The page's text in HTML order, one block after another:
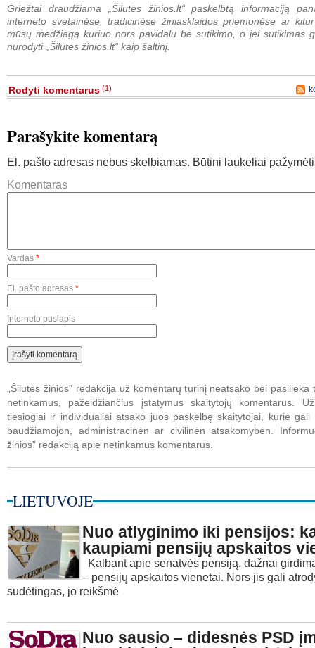
Griežtai draudžiama „Šilutės žinios.lt“ paskelbtą informaciją
interneto svetainėse, tradicinėse žiniasklaidos priemonėse ar
mūsų medžiagą kuriuo nors pavidalu be sutikimo, o jei sutikimas
nurodyti „Šilutės žinios.lt“ kaip šaltinį.
Rodyti komentarus (1)
Parašykite komentarą
El. pašto adresas nebus skelbiamas. Būtini laukeliai
Komentaras
Vardas *
El. pašto adresas *
Interneto puslapis
„Šilutės žinios” redakcija už komentarų turinį neatsako bei pasilieka
netinkamus, pažeidžiančius įstatymus skaitytojų komentarus.
tiesiogiai ir individualiai atsako juos paskelbę skaitytojai, kurie gali
baudžiamojon, administracinėn ar civilinėn atsakomybėn.
žinios” redakciją apie netinkamus komentarus.
LIETUVOJE
Nuo atlyginimo iki pensijos:
kaupiami pensijų apskaitos
Kalbant apie senatvės pensiją, dažnai
– pensijų apskaitos vienetai. Nors jis gali
sudėtingas, jo reikšmė
Nuo sausio – didesnės PSD